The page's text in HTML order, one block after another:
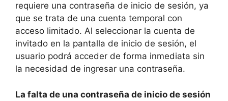
requiere una contraseña de inicio de sesión, ya
que se trata de una cuenta temporal con
acceso limitado. Al seleccionar la cuenta de
invitado en la pantalla de inicio de sesión, el
usuario podrá acceder de forma inmediata sin
la necesidad de ingresar una contraseña.
La falta de una contraseña de inicio de sesión